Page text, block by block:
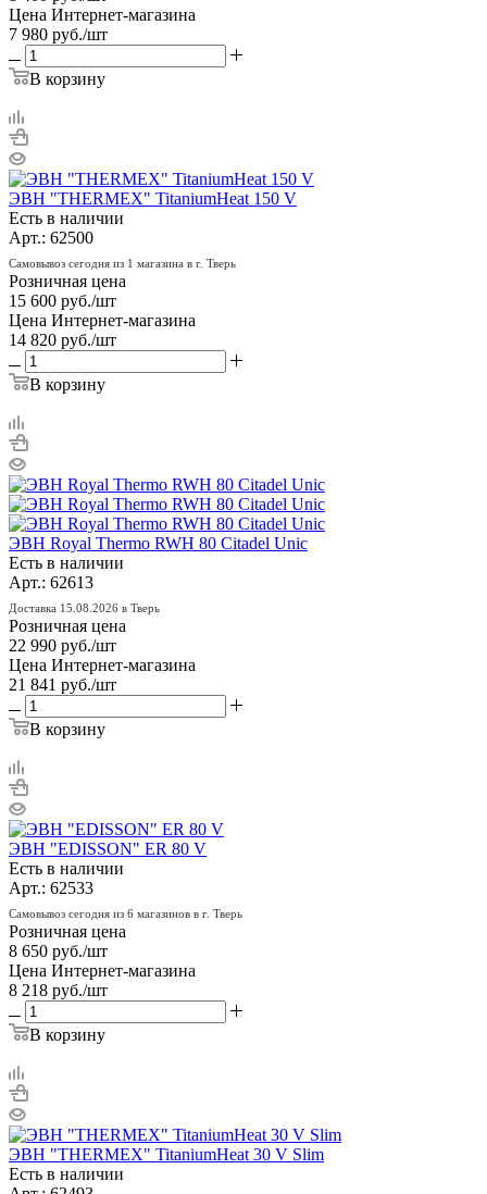
Цена Интернет-магазина
7 980 руб./шт
В корзину
ЭВН "THERMEX" TitaniumHeat 150 V
Есть в наличии
Арт.: 62500
Самовывоз сегодня из 1 магазина в г. Тверь
Розничная цена
15 600 руб./шт
Цена Интернет-магазина
14 820 руб./шт
В корзину
ЭВН Royal Thermo RWH 80 Citadel Unic
Есть в наличии
Арт.: 62613
Доставка 15.08.2026 в Тверь
Розничная цена
22 990 руб./шт
Цена Интернет-магазина
21 841 руб./шт
В корзину
ЭВН "EDISSON" ER 80 V
Есть в наличии
Арт.: 62533
Самовывоз сегодня из 6 магазинов в г. Тверь
Розничная цена
8 650 руб./шт
Цена Интернет-магазина
8 218 руб./шт
В корзину
ЭВН "THERMEX" TitaniumHeat 30 V Slim
Есть в наличии